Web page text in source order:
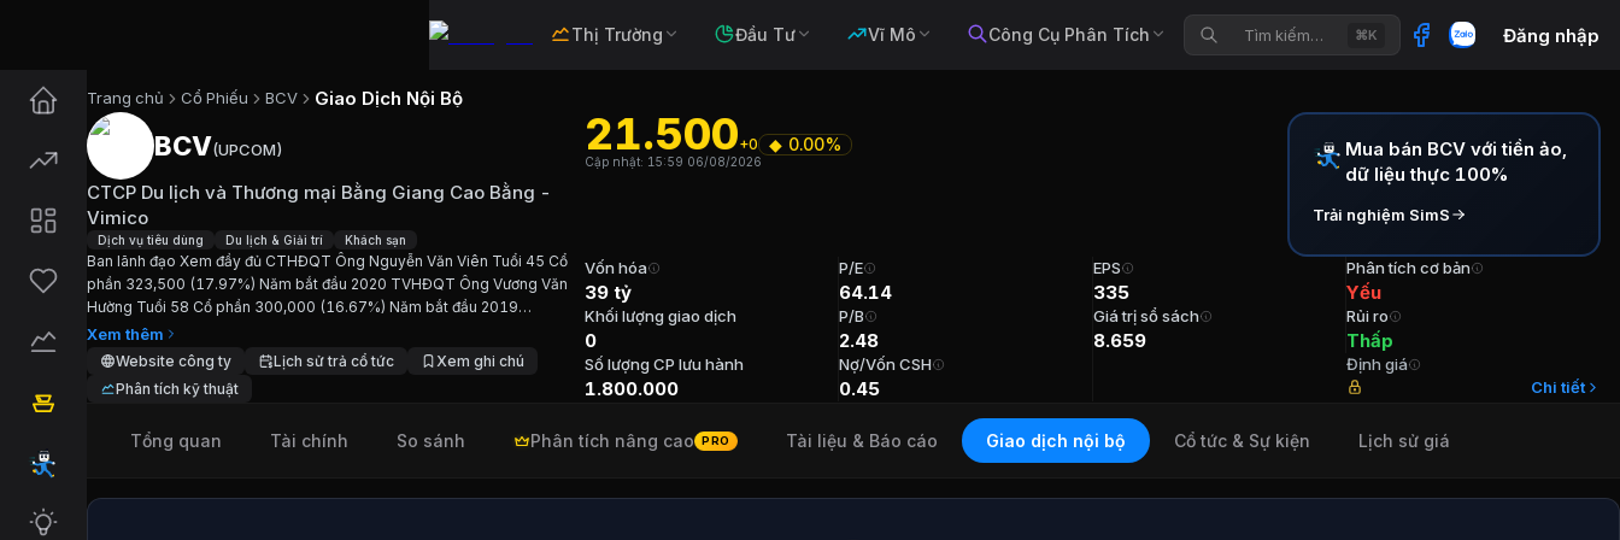
Thị Trường Đầu Tư Vĩ Mô Công Cụ Phân Tích Tìm kiếm… ⌘K Đăng nhập
Trang chủ Cổ Phiếu BCV Giao Dịch Nội Bộ
Cổ phiếuBCV— CTCP Du lịch và Thương mại Bằng Giang Cao Bằng - Vimico
Cập nhật:
Ngành:Dịch vụ tiêu dùng, Du lịch & Giải trí, Khách sạn . Sàn:UPCOM
Giới thiệu CTCP Du lịch và Thương mại Bằng Giang Cao Bằng - Vimico
Ban lãnh đạo Xem đầy đủ CTHĐQT Ông Nguyễn Văn Viên Tuổi 45 Cổ phần 323,500 (17.97%) Năm bắt đầu 2020 TVHĐQT Ông Vương Văn Hường Tuổi 58 Cổ
Chỉ số tài chínhBCV
BCV(UPCOM)
CTCP Du lịch và Thương mại Bằng Giang Cao Bằng -
Vimico
Dịch vụ tiêu dùng Du lịch & Giải trí Khách sạn
Ban lãnh đạo Xem đầy đủ CTHĐQT Ông Nguyễn Văn Viên Tuổi 45 Cổ
phần 323,500 (17.97%) Năm bắt đầu 2020 TVHĐQT Ông Vương Văn
Hường Tuổi 58 Cổ phần 300,000 (16.67%) Năm bắt đầu 2019
TVHĐQT Ông Đỗ Văn Thắng Tuổi 51 Cổ phần 504,000 (28.00%) Năm
bắt đầu 2025 TVHĐQT...
Xem thêm
Website công ty Lịch sử trả cổ tức
Xem ghi chú
Phân tích kỹ thuật
21.500+0 ◆ 0.00%
Cập nhật: 15:59 06/08/2026
Mua bán BCV với tiền ảo,
dữ liệu thực 100%
Trải nghiệm SimS
Vốn hóa
39 tỷ
Khối lượng giao dịch
0
Số lượng CP lưu hành
1.800.000
P/E
64.14
P/B
2.48
Nợ/Vốn CSH
0.45
EPS
335
Giá trị sổ sách
8.659
Phân tích cơ bản
Yếu
Rủi ro
Thấp
Định giá
Chi tiết
Tổng quan Tài chính So sánh Phân tích nâng cao PRO Tài liệu & Báo cáo Giao dịch nội bộ Cổ tức & Sự kiện Lịch sử giá